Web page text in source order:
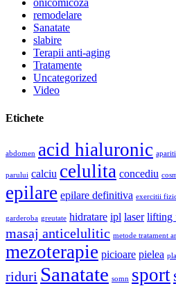
onicomicoza
remodelare
Sanatate
slabire
Terapii anti-aging
Tratamente
Uncategorized
Video
Etichete
abdomen acid hialuronic
parului calciu celulita concediu
epilare epilare definitiva exercitii
garderoba greutate hidratare ipl laser lifting
masaj anticelulitic metode tratament
mezoterapie picioare pielea
riduri Sanatate somn sport